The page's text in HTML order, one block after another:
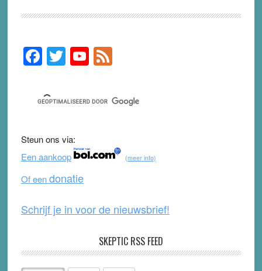
Primary
Sidebar
F
a
c
e
b
o
o
k
T
wi
tt
er
Y
o
u
T
b
e
F
e
d
Steun ons via:
Een aankoop
(meer info)
Of eendonatie
Schrijf je in voor de nieuwsbrief!
SKEPTIC RSS FEED